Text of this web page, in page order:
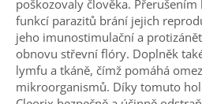
poškozovaly člověka.
funkcí parazitů brání jejich
jeho imunostimulační a
obnovu střevní flóry. Doplněk
lymfu a tkáně, čímž pomáhá
mikroorganismů. Díky tomuto